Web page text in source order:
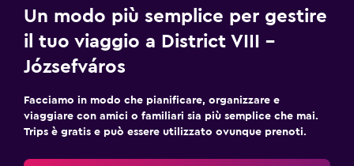
Un modo più semplice per gestire
il tuo viaggio a District VIII -
Józsefváros
Facciamo in modo che pianificare, organizzare e
viaggiare con amici o familiari sia più semplice che mai.
Trips è gratis e può essere utilizzato ovunque prenoti.